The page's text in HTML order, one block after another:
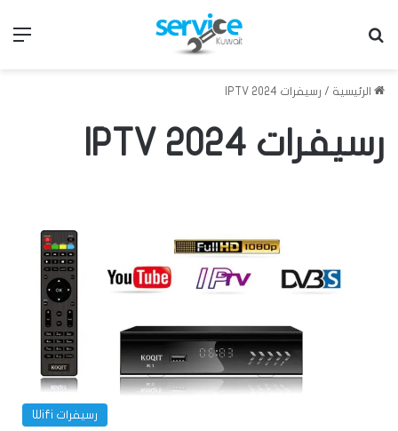
الرئيسية / رسيفرات IPTV 2024
رسيفرات IPTV 2024
رسيفرات Wifi